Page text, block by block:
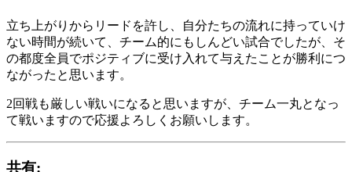
立ち上がりからリードを許し、自分たちの流れに持っていけ
ない時間が続いて、チーム的にもしんどい試合でしたが、そ
の都度全員でポジティブに受け入れて与えたことが勝利につ
ながったと思います。
2回戦も厳しい戦いになると思いますが、チーム一丸となっ
て戦いますので応援よろしくお願いします。
共有: